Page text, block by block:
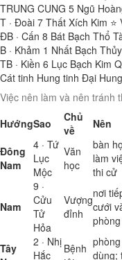
TRUNG CUNG 5 Ngũ
T · Đoài 7 Thất Xích Kim ⭐
ĐB · Cấn 8 Bát Bạch Thổ
B · Khảm 1 Nhất Bạch Thủy
TB · Kiền 6 Lục Bạch Kim
Cát tinh Hung tinh Đại
Việc nên làm và nên tránh
HướngSao
Chủ
về
Nên
Đông
Nam
4 · Tứ
Lục
Mộc
Văn
học
bàn
làm
thi cử
Nam
9 ·
Cửu
Tử
Hỏa
Vượng
đỉnh
nơi
cưới
Tây
2 · Nhị
Hắc
Bệnh dùng;